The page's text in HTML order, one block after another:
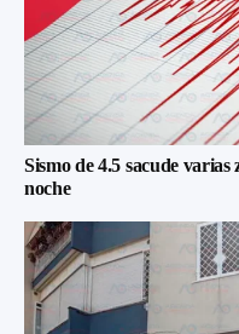
Sismo de 4.5 sacude
noche